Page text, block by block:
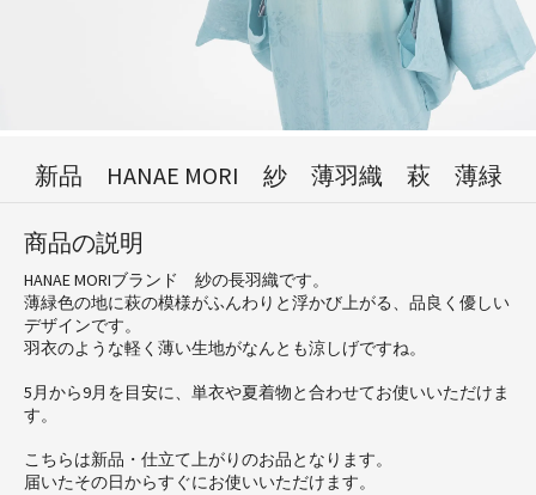
新品 HANAE MORI 紗 薄羽織 萩 薄緑
商品の説明
HANAE MORIブランド 紗の長羽織です。
薄緑色の地に萩の模様がふんわりと浮かび上がる、品良く優しい
デザインです。
羽衣のような軽く薄い生地がなんとも涼しげですね。
5月から9月を目安に、単衣や夏着物と合わせてお使いいただけま
す。
こちらは新品・仕立て上がりのお品となります。
届いたその日からすぐにお使いいただけます。